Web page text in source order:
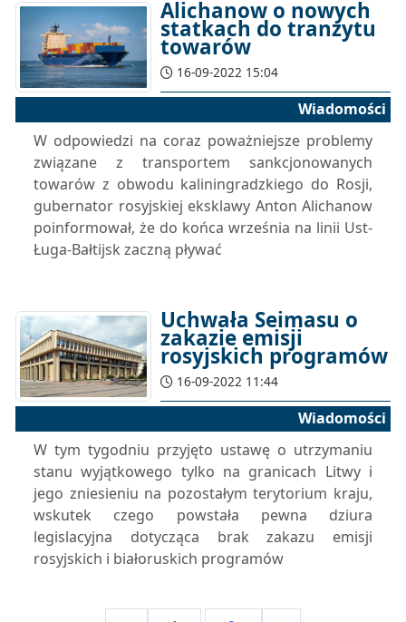
Alichanow o nowych
statkach do tranzytu
towarów
16-09-2022 15:04
Wiadomości
W odpowiedzi na coraz poważniejsze problemy
związane z transportem sankcjonowanych
towarów z obwodu kaliningradzkiego do Rosji,
gubernator rosyjskiej eksklawy Anton Alichanow
poinformował, że do końca września na linii Ust-
Ługa-Bałtijsk zaczną pływać
Uchwała Seimasu o
zakazie emisji
rosyjskich programów
16-09-2022 11:44
Wiadomości
W tym tygodniu przyjęto ustawę o utrzymaniu
stanu wyjątkowego tylko na granicach Litwy i
jego zniesieniu na pozostałym terytorium kraju,
wskutek czego powstała pewna dziura
legislacyjna dotycząca brak zakazu emisji
rosyjskich i białoruskich programów